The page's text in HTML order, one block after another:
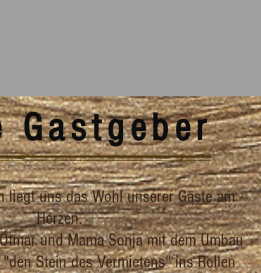
Gastgeber
liegt uns das Wohl unserer Gäste am
Herzen.
und Mama Sonja mit dem Umbau
Stein des Vermietens" ins Rollen